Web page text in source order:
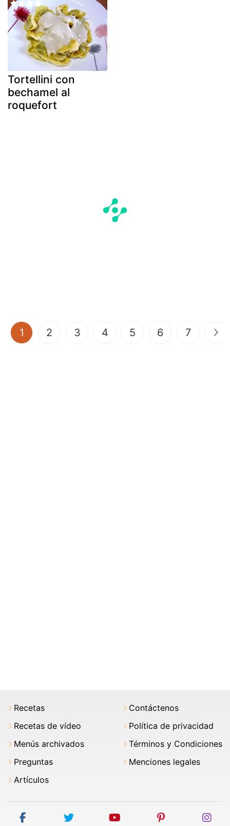
Tortellini con
bechamel al
roquefort
1 (current)
2 3 4 5 6 7
Recetas
Recetas de vídeo
Menús archivados
Preguntas
Artículos
Contáctenos
Política de privacidad
Términos y Condiciones
Menciones legales
facebook twitter youtube pinterest